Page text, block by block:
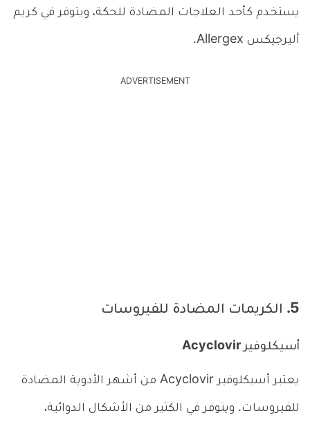
يستخدم كأحد العلاجات المضادة للحكة، ويتوفر في كريم
أليرجيكس Allergex.
ADVERTISEMENT
5. الكريمات المضادة للفيروسات
أسيكلوفير Acyclovir
يعتبر أسيكلوفير Acyclovir من أشهر الأدوية المضادة
للفيروسات. ويتوفر في الكثير من الأشكال الدوائية،